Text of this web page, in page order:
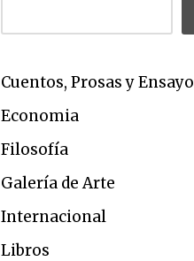
Cuentos, Prosas y Ensayo
Economia
Filosofía
Galería de Arte
Internacional
Libros